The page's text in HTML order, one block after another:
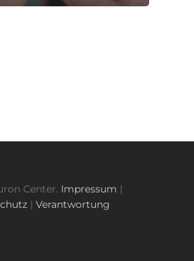
Center. Impressum |
| Verantwortung